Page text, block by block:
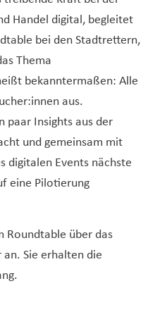
Handel digital, begleitet
bei den Stadtrettern,
Thema
bekanntermaßen: Alle
aus.
paar Insights aus der
und gemeinsam mit
digitalen Events nächste
eine Pilotierung
Roundtable über das
Sie erhalten die